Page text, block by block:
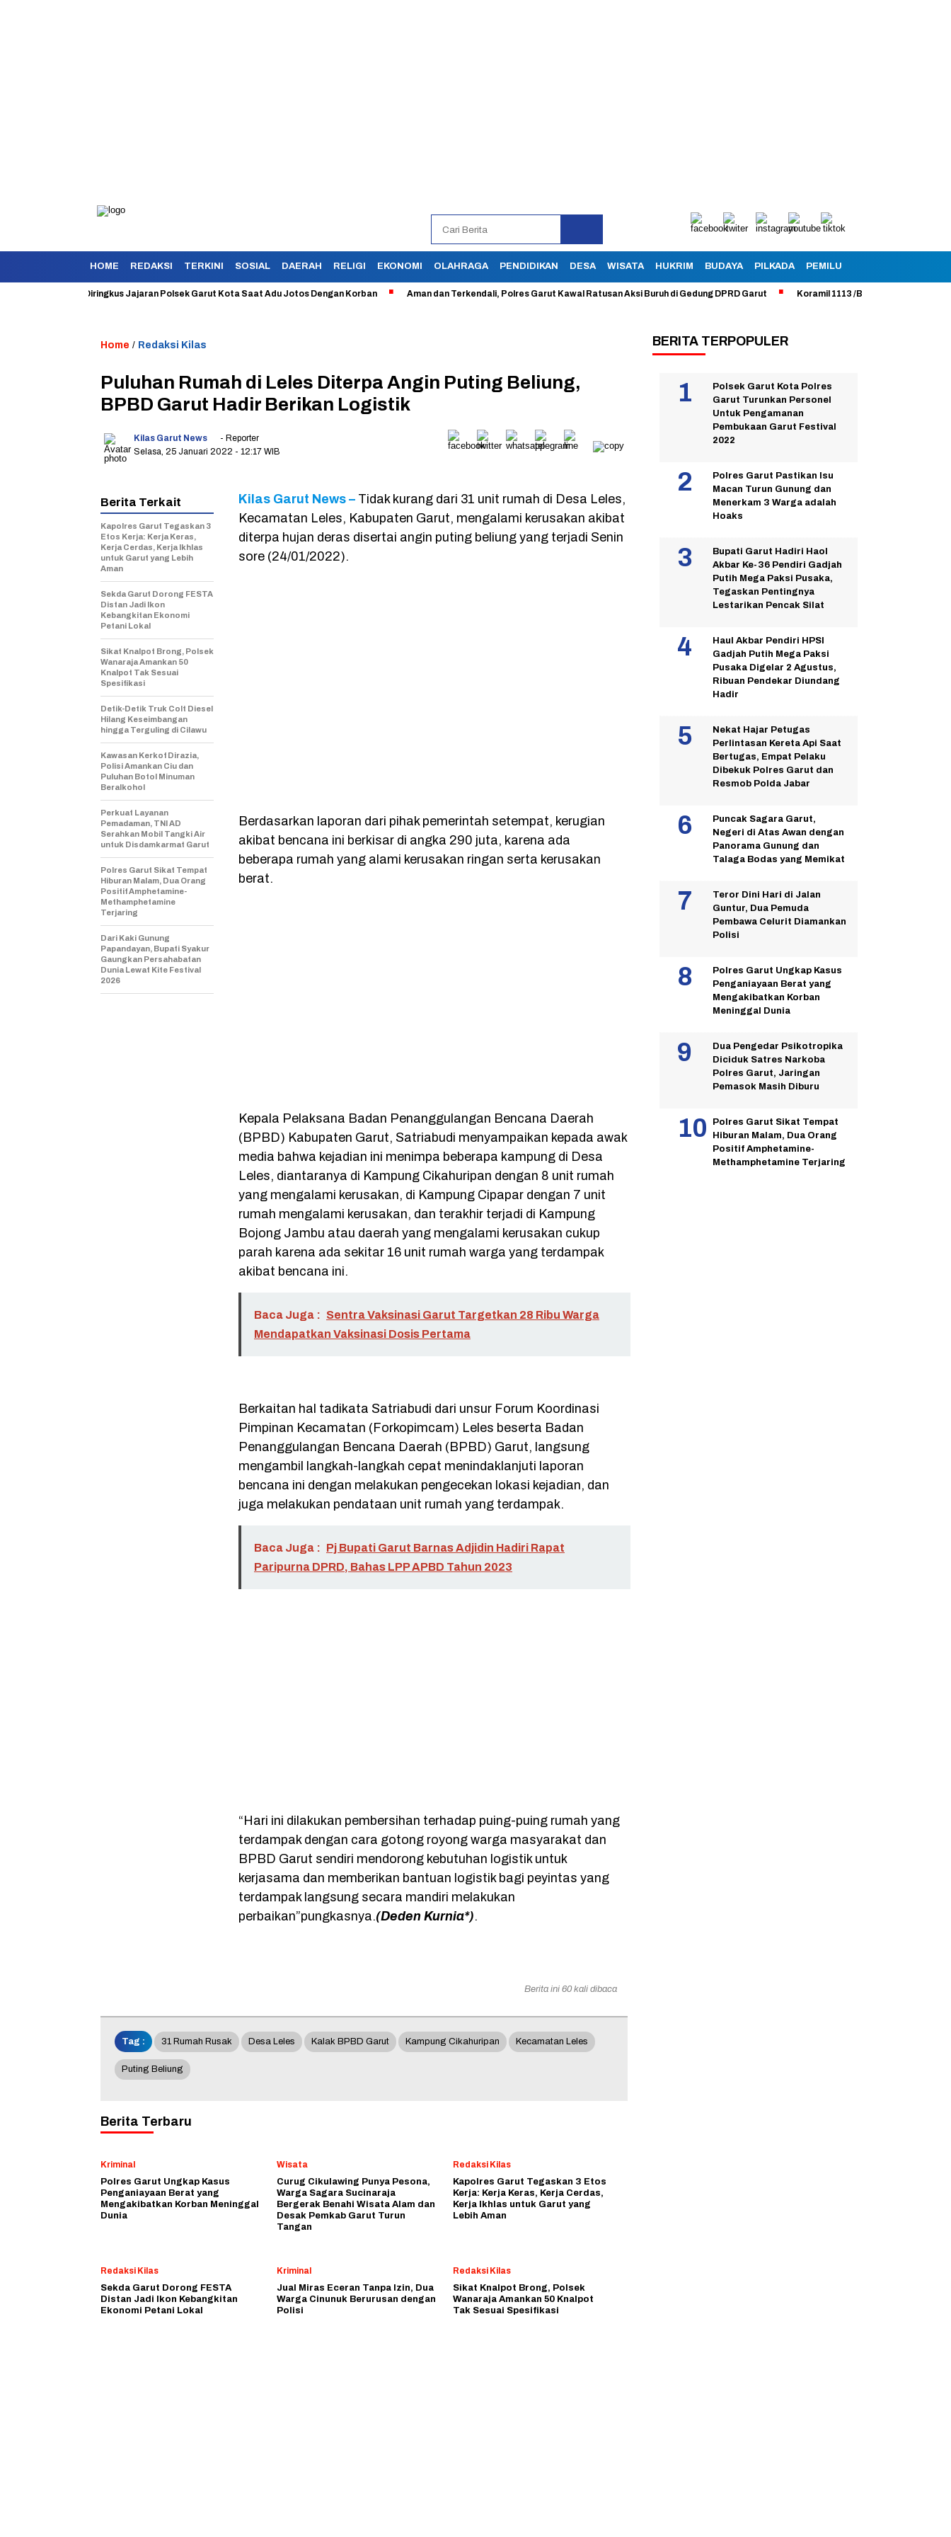
HOME REDAKSI TERKINI SOSIAL DAERAH RELIGI EKONOMI OLAHRAGA PENDIDIKAN DESA WISATA HUKRIM BUDAYA PILKADA PEMILU
Berhasil Diringkus Jajaran Polsek Garut Kota Saat Adu Jotos Dengan Korban Aman dan Terkendali, Polres Garut Kawal Ratusan Aksi Buruh di Gedung DPRD Garut Koramil 1113 /Bayongbong Uji Coba
Home / Redaksi Kilas
Puluhan Rumah di Leles Diterpa Angin Puting Beliung,
BPBD Garut Hadir Berikan Logistik
Kilas Garut News
- Reporter
Selasa, 25 Januari 2022 - 12:17 WIB
Kilas Garut News – Tidak kurang dari 31 unit rumah di Desa Leles,
Kecamatan Leles, Kabupaten Garut, mengalami kerusakan akibat
diterpa hujan deras disertai angin puting beliung yang terjadi Senin
sore (24/01/2022).
Berdasarkan laporan dari pihak pemerintah setempat, kerugian
akibat bencana ini berkisar di angka 290 juta, karena ada
beberapa rumah yang alami kerusakan ringan serta kerusakan
berat.
Kepala Pelaksana Badan Penanggulangan Bencana Daerah
(BPBD) Kabupaten Garut, Satriabudi menyampaikan kepada awak
media bahwa kejadian ini menimpa beberapa kampung di Desa
Leles, diantaranya di Kampung Cikahuripan dengan 8 unit rumah
yang mengalami kerusakan, di Kampung Cipapar dengan 7 unit
rumah mengalami kerusakan, dan terakhir terjadi di Kampung
Bojong Jambu atau daerah yang mengalami kerusakan cukup
parah karena ada sekitar 16 unit rumah warga yang terdampak
akibat bencana ini.
Baca Juga : Sentra Vaksinasi Garut Targetkan 28 Ribu Warga
Mendapatkan Vaksinasi Dosis Pertama
Berkaitan hal tadikata Satriabudi dari unsur Forum Koordinasi
Pimpinan Kecamatan (Forkopimcam) Leles beserta Badan
Penanggulangan Bencana Daerah (BPBD) Garut, langsung
mengambil langkah-langkah cepat menindaklanjuti laporan
bencana ini dengan melakukan pengecekan lokasi kejadian, dan
juga melakukan pendataan unit rumah yang terdampak.
Baca Juga : Pj Bupati Garut Barnas Adjidin Hadiri Rapat
Paripurna DPRD, Bahas LPP APBD Tahun 2023
“Hari ini dilakukan pembersihan terhadap puing-puing rumah yang
terdampak dengan cara gotong royong warga masyarakat dan
BPBD Garut sendiri mendorong kebutuhan logistik untuk
kerjasama dan memberikan bantuan logistik bagi peyintas yang
terdampak langsung secara mandiri melakukan
perbaikan”pungkasnya.(Deden Kurnia*).
Berita Terkait
Kapolres Garut Tegaskan 3
Etos Kerja: Kerja Keras,
Kerja Cerdas, Kerja Ikhlas
untuk Garut yang Lebih
Aman
Sekda Garut Dorong FESTA
Distan Jadi Ikon
Kebangkitan Ekonomi
Petani Lokal
Sikat Knalpot Brong, Polsek
Wanaraja Amankan 50
Knalpot Tak Sesuai
Spesifikasi
Detik-Detik Truk Colt Diesel
Hilang Keseimbangan
hingga Terguling di Cilawu
Kawasan Kerkof Dirazia,
Polisi Amankan Ciu dan
Puluhan Botol Minuman
Beralkohol
Perkuat Layanan
Pemadaman, TNI AD
Serahkan Mobil Tangki Air
untuk Disdamkarmat Garut
Polres Garut Sikat Tempat
Hiburan Malam, Dua Orang
Positif Amphetamine-
Methamphetamine
Terjaring
Dari Kaki Gunung
Papandayan, Bupati Syakur
Gaungkan Persahabatan
Dunia Lewat Kite Festival
2026
Berita ini 60 kali dibaca
Tag : 31 Rumah Rusak Desa Leles Kalak BPBD Garut Kampung Cikahuripan Kecamatan Leles
Puting Beliung
Berita Terbaru
Kriminal
Polres Garut Ungkap Kasus
Penganiayaan Berat yang
Mengakibatkan Korban Meninggal
Dunia
Wisata
Curug Cikulawing Punya Pesona,
Warga Sagara Sucinaraja
Bergerak Benahi Wisata Alam dan
Desak Pemkab Garut Turun
Tangan
Redaksi Kilas
Kapolres Garut Tegaskan 3 Etos
Kerja: Kerja Keras, Kerja Cerdas,
Kerja Ikhlas untuk Garut yang
Lebih Aman
Redaksi Kilas
Sekda Garut Dorong FESTA
Distan Jadi Ikon Kebangkitan
Ekonomi Petani Lokal
Kriminal
Jual Miras Eceran Tanpa Izin, Dua
Warga Cinunuk Berurusan dengan
Polisi
Redaksi Kilas
Sikat Knalpot Brong, Polsek
Wanaraja Amankan 50 Knalpot
Tak Sesuai Spesifikasi
BERITA TERPOPULER
Polsek Garut Kota Polres
Garut Turunkan Personel
Untuk Pengamanan
Pembukaan Garut Festival
2022
Polres Garut Pastikan Isu
Macan Turun Gunung dan
Menerkam 3 Warga adalah
Hoaks
Bupati Garut Hadiri Haol
Akbar Ke-36 Pendiri Gadjah
Putih Mega Paksi Pusaka,
Tegaskan Pentingnya
Lestarikan Pencak Silat
Haul Akbar Pendiri HPSI
Gadjah Putih Mega Paksi
Pusaka Digelar 2 Agustus,
Ribuan Pendekar Diundang
Hadir
Nekat Hajar Petugas
Perlintasan Kereta Api Saat
Bertugas, Empat Pelaku
Dibekuk Polres Garut dan
Resmob Polda Jabar
Puncak Sagara Garut,
Negeri di Atas Awan dengan
Panorama Gunung dan
Talaga Bodas yang Memikat
Teror Dini Hari di Jalan
Guntur, Dua Pemuda
Pembawa Celurit Diamankan
Polisi
Polres Garut Ungkap Kasus
Penganiayaan Berat yang
Mengakibatkan Korban
Meninggal Dunia
Dua Pengedar Psikotropika
Diciduk Satres Narkoba
Polres Garut, Jaringan
Pemasok Masih Diburu
Polres Garut Sikat Tempat
Hiburan Malam, Dua Orang
Positif Amphetamine-
Methamphetamine Terjaring